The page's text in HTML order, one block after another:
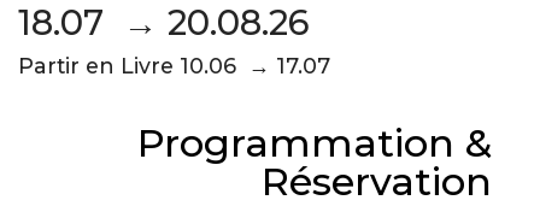
18.07 → 20.08.26
Partir en Livre 10.06 → 17.07
Programmation &
Réservation